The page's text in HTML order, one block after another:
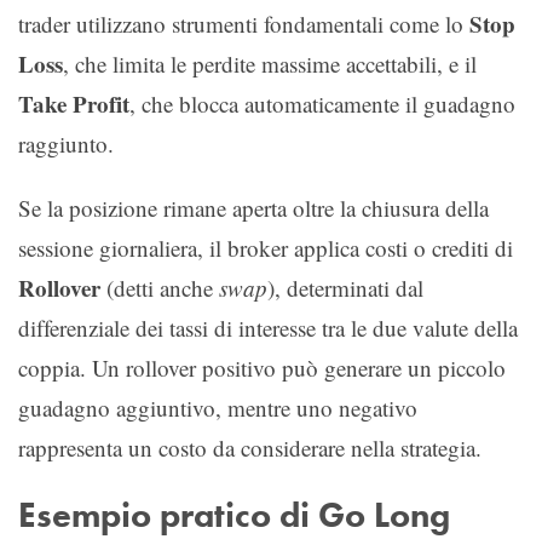
trader utilizzano strumenti fondamentali come lo Stop
Loss, che limita le perdite massime accettabili, e il
Take Profit, che blocca automaticamente il guadagno
raggiunto.
Se la posizione rimane aperta oltre la chiusura della
sessione giornaliera, il broker applica costi o crediti di
Rollover(detti anche swap), determinati dal
differenziale dei tassi di interesse tra le due valute della
coppia. Un rollover positivo può generare un piccolo
guadagno aggiuntivo, mentre uno negativo
rappresenta un costo da considerare nella strategia.
Esempio pratico di Go Long